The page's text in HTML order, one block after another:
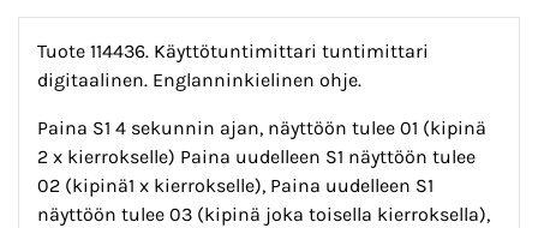
Tuote 114436. Käyttötuntimittari tuntimittari
digitaalinen. Englanninkielinen ohje.
Paina S1 4 sekunnin ajan, näyttöön tulee 01 (kipinä
2 x kierrokselle) Paina uudelleen S1 näyttöön tulee
02 (kipinä1 x kierrokselle), Paina uudelleen S1
näyttöön tulee 03 (kipinä joka toisella kierroksella),